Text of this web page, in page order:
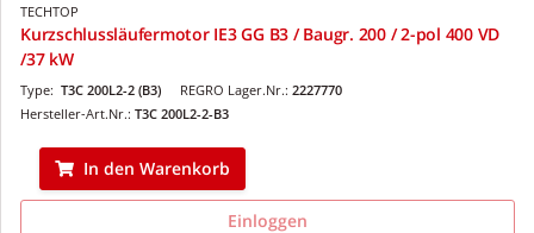
TECHTOP
Kurzschlussläufermotor IE3 GG B3 / Baugr. 200 / 2-pol 400 VD
/37 kW
REGRO Lager.Nr.: 2227770
Type: T3C 200L2-2 (B3)
Hersteller-Art.Nr.: T3C 200L2-2-B3
In den Warenkorb
Einloggen